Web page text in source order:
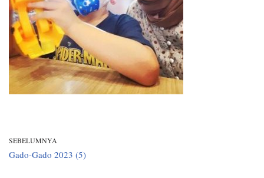
SEBELUMNYA
Gado-Gado 2023 (5)